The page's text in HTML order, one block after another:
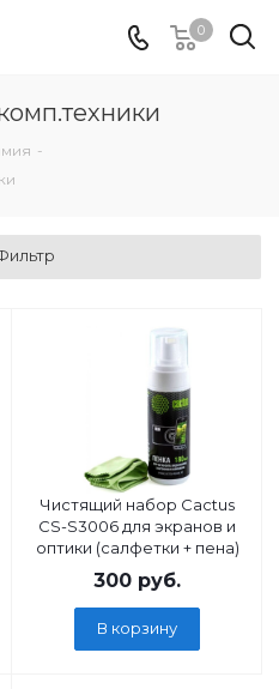
0
-
Чистящий набор Cactus
CS-S3006 для экранов и
оптики (салфетки + пена)
300 руб.
В корзину